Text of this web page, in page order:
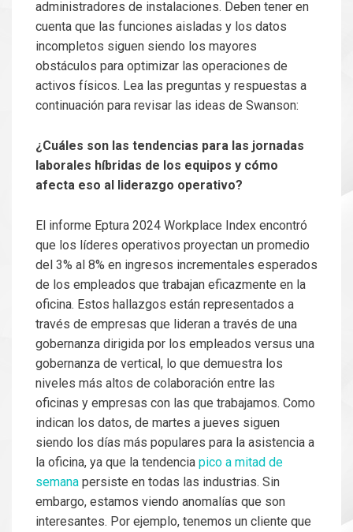
administradores de instalaciones. Deben tener en
cuenta que las funciones aisladas y los datos
incompletos siguen siendo los mayores
obstáculos para optimizar las operaciones de
activos físicos. Lea las preguntas y respuestas a
continuación para revisar las ideas de Swanson:
¿Cuáles son las tendencias para las jornadas
laborales híbridas de los equipos y cómo
afecta eso al liderazgo operativo?
El informe Eptura 2024 Workplace Index encontró
que los líderes operativos proyectan un promedio
del 3% al 8% en ingresos incrementales esperados
de los empleados que trabajan eficazmente en la
oficina. Estos hallazgos están representados a
través de empresas que lideran a través de una
gobernanza dirigida por los empleados versus una
gobernanza de vertical, lo que demuestra los
niveles más altos de colaboración entre las
oficinas y empresas con las que trabajamos. Como
indican los datos, de martes a jueves siguen
siendo los días más populares para la asistencia a
la oficina, ya que la tendencia pico a mitad de
semana persiste en todas las industrias. Sin
embargo, estamos viendo anomalías que son
interesantes. Por ejemplo, tenemos un cliente que